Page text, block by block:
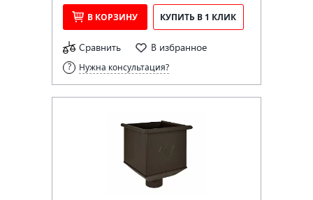
В КОРЗИНУ КУПИТЬ В 1 КЛИК
Сравнить В избранное
Нужна консультация?